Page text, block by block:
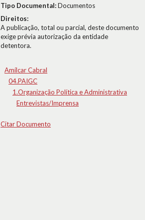
Tipo Documental:Documentos
Direitos:
A publicação, total ou parcial, deste documento
exige prévia autorização da entidade
detentora.
Amílcar Cabral
04.PAIGC
1.Organização Política e Administrativa
Entrevistas/Imprensa
Citar Documento